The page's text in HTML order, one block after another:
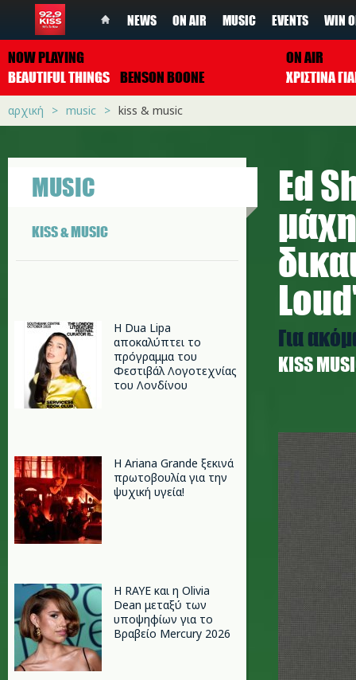
NEWS ON AIR MUSIC EVENTS WIN
NOW PLAYING
BEAUTIFUL THINGS BENSON BOONE
ON AIR
ΧΡΙΣΤΙΝΑ
αρχική music kiss & music
MUSIC
KISS & MUSIC
Η Dua Lipa
αποκαλύπτει το
πρόγραμμα του
Φεστιβάλ Λογοτεχνίας
του Λονδίνου
Η Ariana Grande ξεκινά
πρωτοβουλία για την
ψυχική υγεία!
Η RAYE και η Olivia
Dean μεταξύ των
υποψηφίων για το
Βραβείο Mercury 2026
Ed
Για
ΚISS
e.jpg